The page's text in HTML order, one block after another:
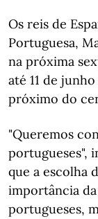
Os reis de
Portuguesa,
na próxima
até 11 de
próximo do
"Queremos
portugueses",
que a escolha
importância
portugueses,